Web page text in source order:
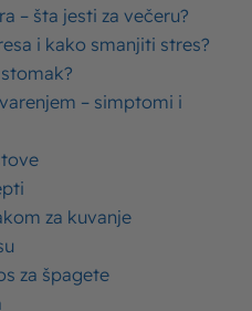
– šta jesti za večeru?
i kako smanjiti stres?
– simptomi i
za kuvanje
za špagete
biti objavljena.